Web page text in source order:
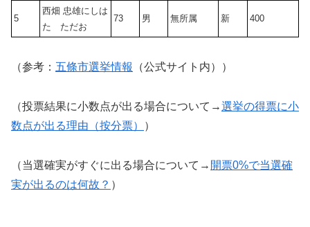
5
西畑 忠雄にしは
た ただお
73 男 無所属 新 400
（参考： 五條市選挙情報 （公式サイト内））
（投票結果に小数点が出る場合について→選挙の得票に小
数点が出る理由（按分票）
）
（当選確実がすぐに出る場合について→ 開票0%で当選確
実が出るのは何故？ ）